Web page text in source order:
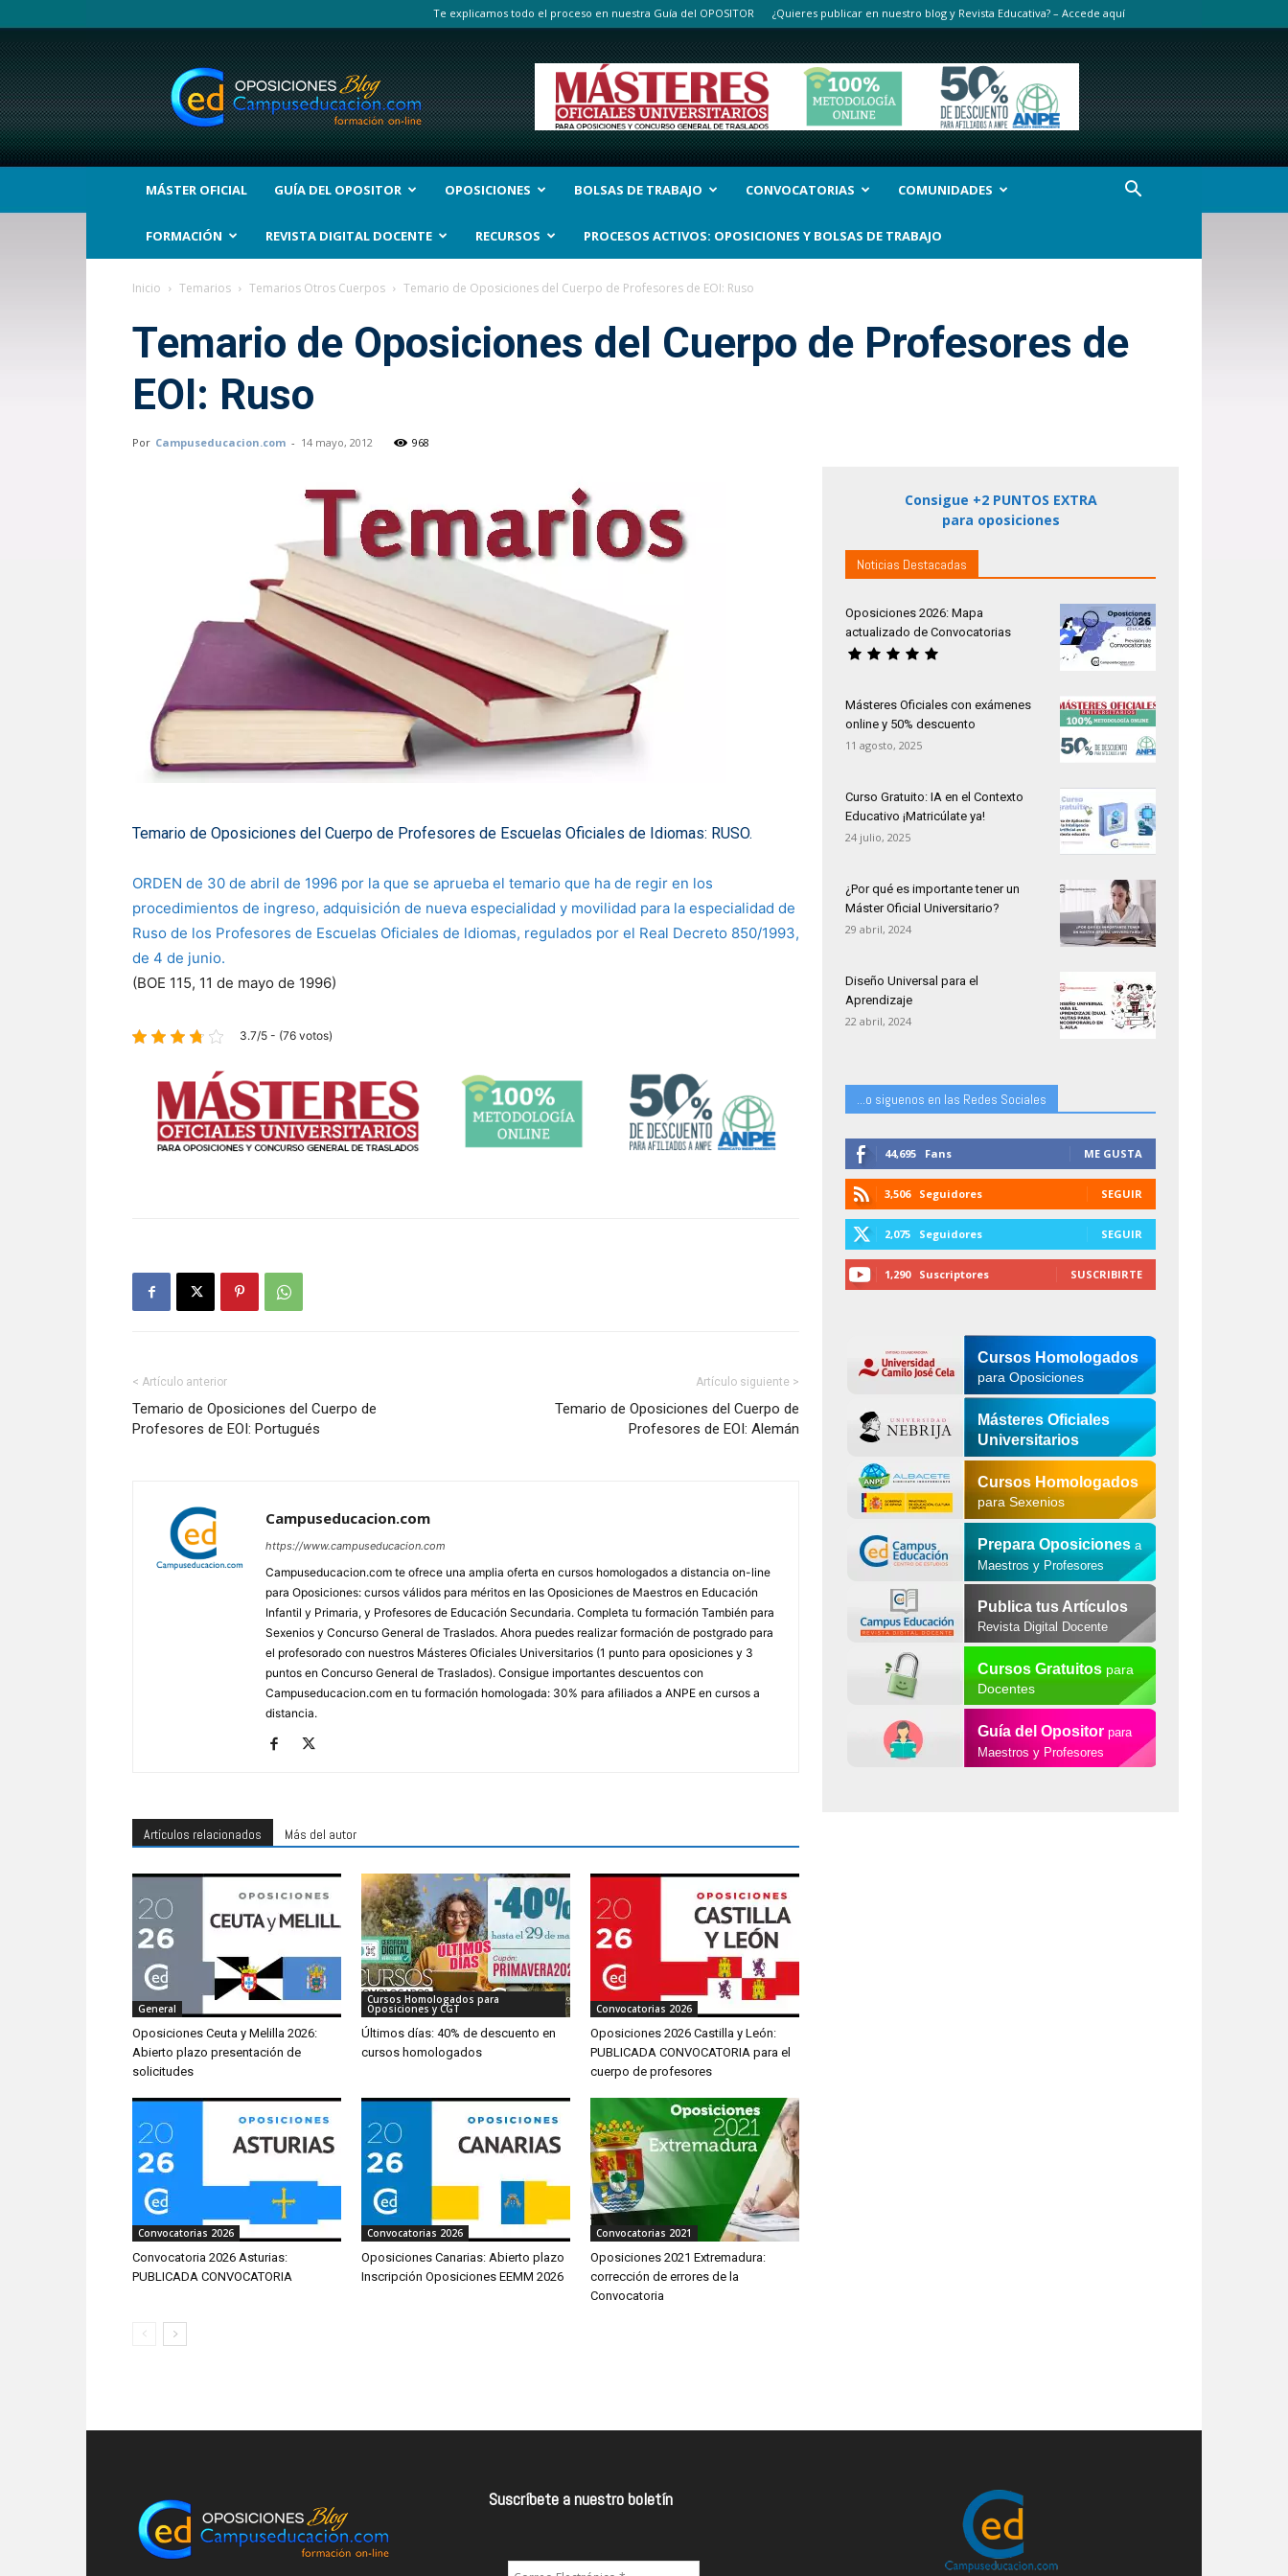
Te explicamos todo el proceso en nuestra Guía del OPOSITOR ¿Quieres publicar en nuestro blog y Revista Educativa? – Accede aquí
BLOG
Noticias
Oposiciones
y
bolsas
Trabajo
Interinos.
MÁSTER OFICIAL GUÍA DEL OPOSITOR OPOSICIONES BOLSAS DE TRABAJO CONVOCATORIAS COMUNIDADES
FORMACIÓN REVISTA DIGITAL DOCENTE RECURSOS PROCESOS ACTIVOS: OPOSICIONES Y BOLSAS DE TRABAJO
Inicio Temarios Temarios Otros Cuerpos Temario de Oposiciones del Cuerpo de Profesores de EOI: Ruso
Temario de Oposiciones del Cuerpo de Profesores de
EOI: Ruso
Por Campuseducacion.com - 14 mayo, 2012 968
Temario de Oposiciones del Cuerpo de Profesores de Escuelas Oficiales de Idiomas: RUSO.
ORDEN de 30 de abril de 1996 por la que se aprueba el temario que ha de regir en los
procedimientos de ingreso, adquisición de nueva especialidad y movilidad para la especialidad de
Ruso de los Profesores de Escuelas Oficiales de ldiomas, regulados por el Real Decreto 850/1993,
de 4 de junio.
(BOE 115, 11 de mayo de 1996)
3.7/5 - (76 votos)
< Artículo anterior
Temario de Oposiciones del Cuerpo de
Profesores de EOI: Portugués
Artículo siguiente >
Temario de Oposiciones del Cuerpo de
Profesores de EOI: Alemán
Campuseducacion.com
https://www.campuseducacion.com
Campuseducacion.com te ofrece una amplia oferta en cursos homologados a distancia on-line
para Oposiciones: cursos válidos para méritos en las Oposiciones de Maestros en Educación
Infantil y Primaria, y Profesores de Educación Secundaria. Completa tu formación También para
Sexenios y Concurso General de Traslados. Ahora puedes realizar formación de postgrado para
el profesorado con nuestros Másteres Oficiales Universitarios (1 punto para oposiciones y 3
puntos en Concurso General de Traslados). Consigue importantes descuentos con
Campuseducacion.com en tu formación homologada: 30% para afiliados a ANPE en cursos a
distancia.
Artículos relacionados Más del autor
General
Oposiciones Ceuta y Melilla 2026:
Abierto plazo presentación de
solicitudes
Cursos Homologados para
Oposiciones y CGT
Últimos días: 40% de descuento en
cursos homologados
Convocatorias 2026
Oposiciones 2026 Castilla y León:
PUBLICADA CONVOCATORIA para el
cuerpo de profesores
Convocatorias 2026
Convocatoria 2026 Asturias:
PUBLICADA CONVOCATORIA
Convocatorias 2026
Oposiciones Canarias: Abierto plazo
Inscripción Oposiciones EEMM 2026
Convocatorias 2021
Oposiciones 2021 Extremadura:
corrección de errores de la
Convocatoria
Consigue +2 PUNTOS EXTRA
para oposiciones
Noticias Destacadas
Oposiciones 2026: Mapa
actualizado de Convocatorias
Másteres Oficiales con exámenes
online y 50% descuento
11 agosto, 2025
Curso Gratuito: IA en el Contexto
Educativo ¡Matricúlate ya!
24 julio, 2025
¿Por qué es importante tener un
Máster Oficial Universitario?
29 abril, 2024
Diseño Universal para el
Aprendizaje
22 abril, 2024
...o siguenos en las Redes Sociales
44,695 Fans ME GUSTA
3,506 Seguidores SEGUIR
2,075 Seguidores SEGUIR
1,290 Suscriptores SUSCRIBIRTE
Cursos Homologados
para Oposiciones
Másteres Oficiales
Universitarios
Cursos Homologados
para Sexenios
Prepara Oposiciones a
Maestros y Profesores
Publica tus Artículos
Revista Digital Docente
Cursos Gratuitospara
Docentes
Guía del Opositor para
Maestros y Profesores
Suscríbete a nuestro boletín